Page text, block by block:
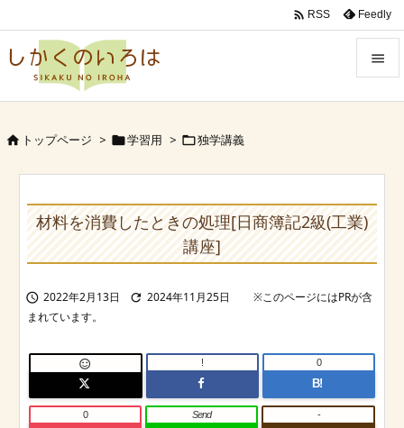


Prev
Search
 RSS Feedly
 トップページ > 学習用 > 独学講義
材料を消費したときの処理[日商簿記2級(工業)
講座]
 2022年2月13日  2024年11月25日
 !
B!
0
0 Send -